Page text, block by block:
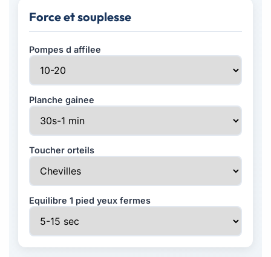
Force et souplesse
Pompes d affilee
Planche gainee
Toucher orteils
Equilibre 1 pied yeux fermes